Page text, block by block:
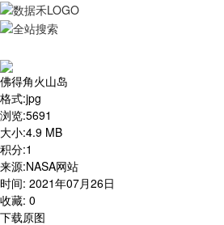
佛得角火山岛
格式:jpg
浏览:5691
大小:4.9 MB
积分:1
来源:NASA网站
时间: 2021年07月26日
收藏: 0
下载原图